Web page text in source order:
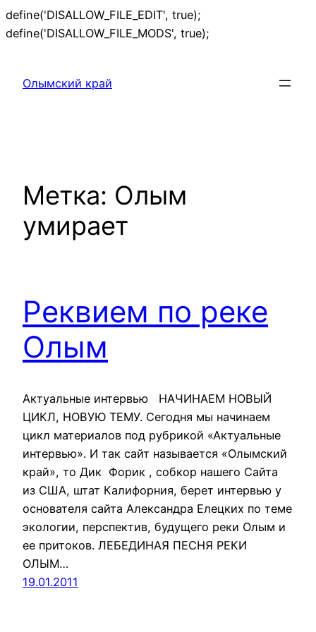
define('DISALLOW_FILE_EDIT', true);
define('DISALLOW_FILE_MODS', true);
Олымский край
Метка: Олым
умирает
Реквием по реке
Олым
Актуальные интервью НАЧИНАЕМ НОВЫЙ
ЦИКЛ, НОВУЮ ТЕМУ. Сегодня мы начинаем
цикл материалов под рубрикой «Актуальные
интервью». И так сайт называется «Олымский
край», то Дик Форик , собкор нашего Сайта
из США, штат Калифорния, берет интервью у
основателя сайта Александра Елецких по теме
экологии, перспектив, будущего реки Олым и
ее притоков. ЛЕБЕДИНАЯ ПЕСНЯ РЕКИ
ОЛЫМ…
19.01.2011